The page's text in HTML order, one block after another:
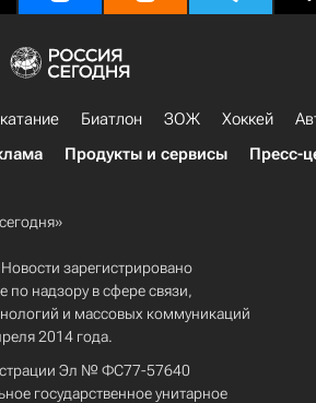
Биатлон ЗОЖ Хоккей
Продукты и сервисы Пресс-
зарегистрировано
по надзору в сфере связи,
и массовых коммуникаций
2014 года.
Эл № ФС77-57640
государственное унитарное